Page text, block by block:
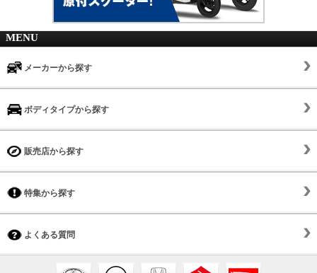
MENU
メーカーから探す
ボディタイプから探す
販売店から探す
特集から探す
よくある質問